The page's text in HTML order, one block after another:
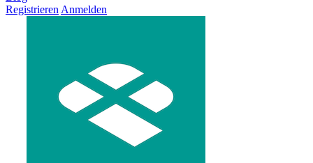
Registrieren Anmelden